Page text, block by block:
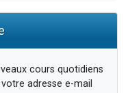
cours quotidiens
adresse e-mail